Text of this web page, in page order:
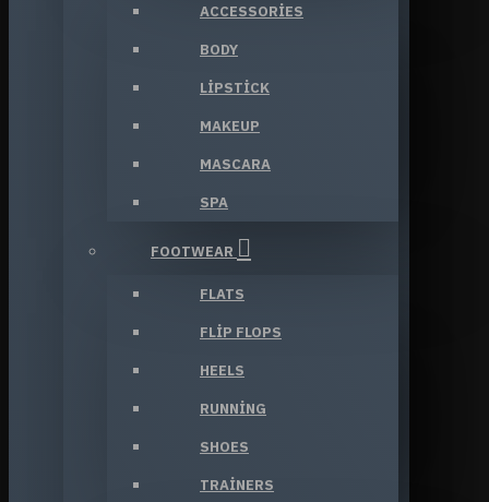
ACCESSORIES
BODY
LIPSTICK
MAKEUP
MASCARA
SPA
FOOTWEAR
FLATS
FLIP FLOPS
HEELS
RUNNING
SHOES
TRAINERS